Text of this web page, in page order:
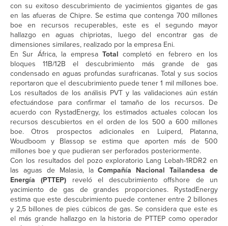
con su exitoso descubrimiento de yacimientos gigantes de gas
en las afueras de Chipre. Se estima que contenga 700 millones
boe en recursos recuperables, este es el segundo mayor
hallazgo en aguas chipriotas, luego del encontrar gas de
dimensiones similares, realizado por la empresa Eni.
En Sur África, la empresa Total completó en febrero en los
bloques 11B/12B el descubrimiento más grande de gas
condensado en aguas profundas surafricanas. Total y sus socios
reportaron que el descubrimiento puede tener 1 mil millones boe.
Los resultados de los análisis PVT y las validaciones aún están
efectuándose para confirmar el tamaño de los recursos. De
acuerdo con RystadEnergy, los estimados actuales colocan los
recursos descubiertos en el orden de los 500 a 600 millones
boe. Otros prospectos adicionales en Luiperd, Platanna,
Woudboom y Blassop se estima que aporten más de 500
millones boe y que pudieran ser perforados posteriormente.
Con los resultados del pozo exploratorio Lang Lebah-1RDR2 en
las aguas de Malasia, laCompañía Nacional Tailandesa de
Energía (PTTEP) reveló el descubrimiento offshore de un
yacimiento de gas de grandes proporciones. RystadEnergy
estima que este descubrimiento puede contener entre 2 billones
y 2,5 billones de pies cúbicos de gas. Se considera que este es
el más grande hallazgo en la historia de PTTEP como operador